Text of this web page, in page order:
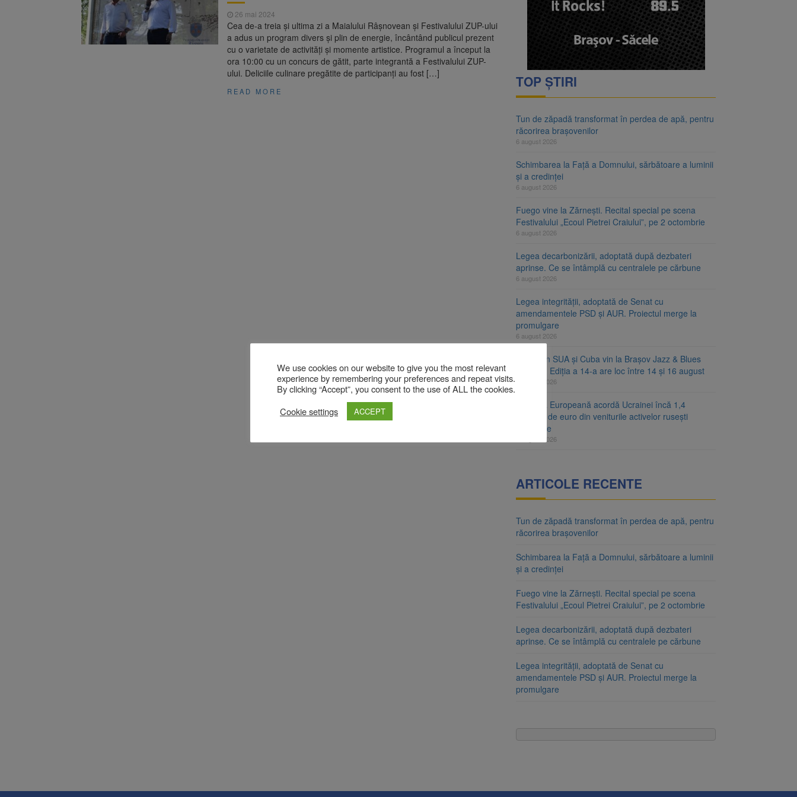
26 mai 2024
Cea de-a treia și ultima zi a Maialului Râșnovean și Festivalului ZUP-ului
a adus un program divers și plin de energie, încântând publicul prezent
cu o varietate de activități și momente artistice. Programul a început la
ora 10:00 cu un concurs de gătit, parte integrantă a Festivalului ZUP-
ului. Deliciile culinare pregătite de participanți au fost […]
READ MORE
TOP ȘTIRI
Tun de zăpadă transformat în perdea de apă, pentru
răcorirea brașovenilor
6 august 2026
Schimbarea la Față a Domnului, sărbătoare a luminii
și a credinței
6 august 2026
Fuego vine la Zărnești. Recital special pe scena
Festivalului „Ecoul Pietrei Craiului”, pe 2 octombrie
6 august 2026
Legea decarbonizării, adoptată după dezbateri
aprinse. Ce se întâmplă cu centralele pe cărbune
6 august 2026
Legea integrității, adoptată de Senat cu
amendamentele PSD și AUR. Proiectul merge la
promulgare
6 august 2026
Artiști din SUA și Cuba vin la Brașov Jazz & Blues
Festival. Ediția a 14-a are loc între 14 și 16 august
6 august 2026
Uniunea Europeană acordă Ucrainei încă 1,4
miliarde de euro din veniturile activelor rusești
înghețate
6 august 2026
ARTICOLE RECENTE
Tun de zăpadă transformat în perdea de apă, pentru
răcorirea brașovenilor
Schimbarea la Față a Domnului, sărbătoare a luminii
și a credinței
Fuego vine la Zărnești. Recital special pe scena
Festivalului „Ecoul Pietrei Craiului”, pe 2 octombrie
Legea decarbonizării, adoptată după dezbateri
aprinse. Ce se întâmplă cu centralele pe cărbune
Legea integrității, adoptată de Senat cu
amendamentele PSD și AUR. Proiectul merge la
promulgare
We use cookies on our website to give you the most relevant
experience by remembering your preferences and repeat visits.
By clicking “Accept”, you consent to the use of ALL the cookies.
Cookie settings
ACCEPT